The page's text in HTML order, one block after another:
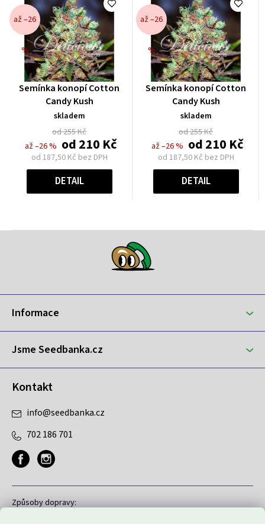
až –26
%
Průměrné
hodnocení
produktu
je
0,0
z
5
hvězdiček.
Semínka konopí Cotton
Candy Kush
skladem
od 255 Kč
až –26 % od210 Kč
od 187,50 Kč bez DPH
Měrná
cena:
DETAIL
až –26
%
Průměrné
hodnocení
produktu
je
0,0
z
5
hvězdiček.
Semínka konopí Cotton
Candy Kush
skladem
od 255 Kč
až –26 % od210 Kč
od 187,50 Kč bez DPH
Měrná
cena:
DETAIL
a
í
Informace
Jsme Seedbanka.cz
Kontakt
info@seedbanka.cz
702 186 701
Způsoby dopravy: